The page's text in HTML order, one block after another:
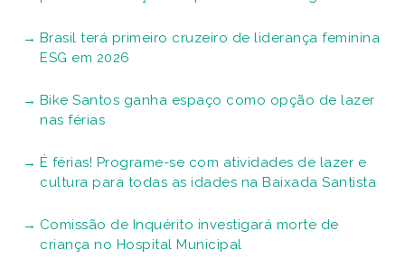
Brasil terá primeiro cruzeiro de liderança feminina
ESG em 2026
Bike Santos ganha espaço como opção de lazer
nas férias
É férias! Programe-se com atividades de lazer e
cultura para todas as idades na Baixada Santista
Comissão de Inquérito investigará morte de
criança no Hospital Municipal